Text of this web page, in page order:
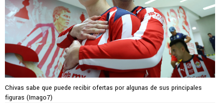
Chivas sabe que puede recibir ofertas por algunas de sus principales
figuras (Imago7)